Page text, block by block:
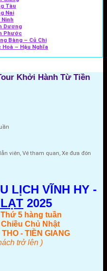
Tàu
Nai
Dương
Phước
Bàng – Củ Chi
– Hậu Nghĩa
Khởi Hành Từ Tiền
viên, Vé tham quan, Xe đưa đón
LỊCH VĨNH HY -
2025
5 hàng tuần
Chủ Nhật
- TIỀN GIANG
trở lên )